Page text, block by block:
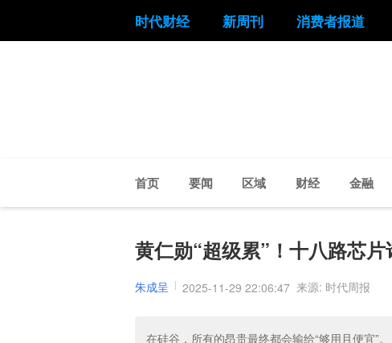
时代财经 新周刊 消费者报道
首页 要闻 区域 财经 金融
黄仁勋“超级累”！十八路芯
朱成呈 2025-11-29 22:06:47 来源: 时代周报
在硅谷，所有的昂贵最终都会输给“够用且便宜”。